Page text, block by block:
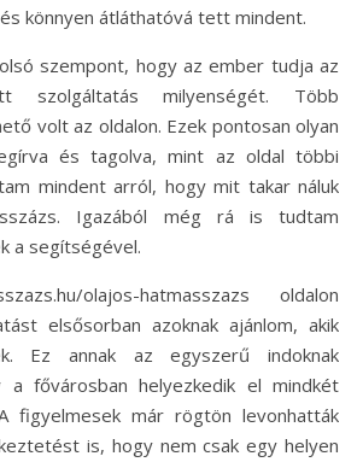
könnyen átláthatóvá tett mindent.
szempont, hogy az ember tudja az
szolgáltatás milyenségét. Több
volt az oldalon. Ezek pontosan olyan
és tagolva, mint az oldal többi
mindent arról, hogy mit takar náluk
Igazából még rá is tudtam
a segítségével.
olajos-hatmasszazs oldalon
elsősorban azoknak ajánlom, akik
Ez annak az egyszerű indoknak
a fővárosban helyezkedik el mindkét
figyelmesek már rögtön levonhatták
is, hogy nem csak egy helyen